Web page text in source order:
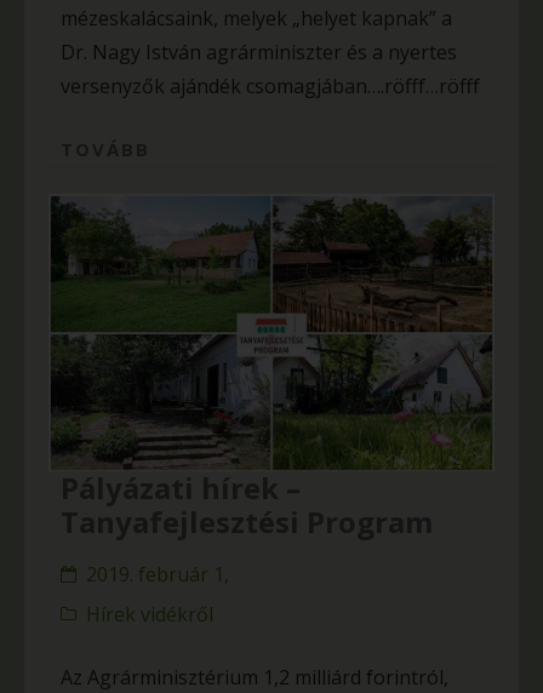
mézeskalácsaink, melyek „helyet kapnak” a
Dr. Nagy István agrárminiszter és a nyertes
versenyzők ajándék csomagjában….röfff…röfff
2019. február 1,
Hírek vidékről
Az Agrárminisztérium 1,2 milliárd forintról,